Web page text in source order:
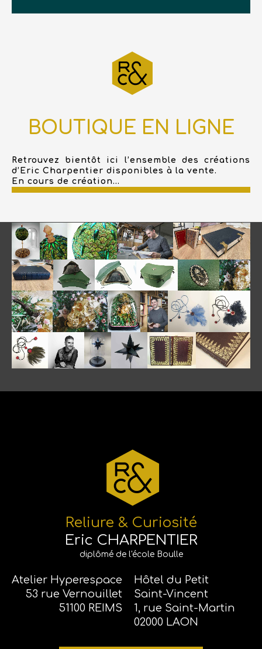
BOUTIQUE EN LIGNE
Retrouvez bientôt ici l’ensemble des créations
d’Eric Charpentier disponibles à la vente.
En cours de création...
Reliure & Curiosité
Eric CHARPENTIER
diplômé de l'école Boulle
Atelier Hyperespace
53 rue Vernouillet
51100 REIMS
Hôtel du Petit
Saint-Vincent
1, rue Saint-Martin
02000 LAON